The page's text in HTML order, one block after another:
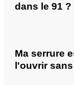
dans le 91 ?
Ma serrure
l'ouvrir